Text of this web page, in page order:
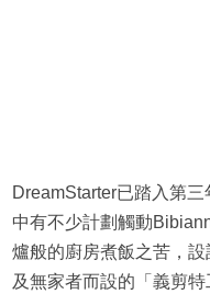
DreamStarter已踏入第
中有不少計劃觸動
爐般的廚房煮飯之苦，
及無家者而設的「義剪